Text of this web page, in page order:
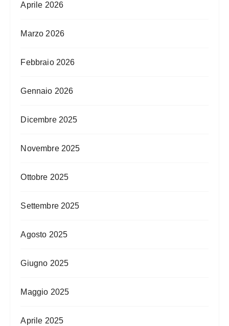
Aprile 2026
Marzo 2026
Febbraio 2026
Gennaio 2026
Dicembre 2025
Novembre 2025
Ottobre 2025
Settembre 2025
Agosto 2025
Giugno 2025
Maggio 2025
Aprile 2025